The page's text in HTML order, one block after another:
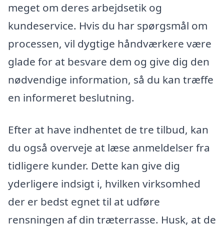
meget om deres arbejdsetik og
kundeservice. Hvis du har spørgsmål om
processen, vil dygtige håndværkere være
glade for at besvare dem og give dig den
nødvendige information, så du kan træffe
en informeret beslutning.
Efter at have indhentet de tre tilbud, kan
du også overveje at læse anmeldelser fra
tidligere kunder. Dette kan give dig
yderligere indsigt i, hvilken virksomhed
der er bedst egnet til at udføre
rensningen af din træterrasse. Husk, at de